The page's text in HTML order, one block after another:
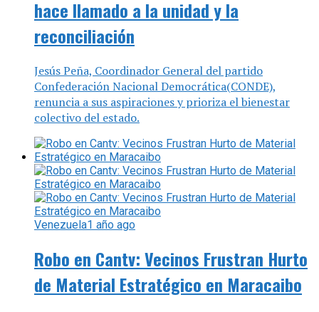
hace llamado a la unidad y la
reconciliación
Jesús Peña, Coordinador General del partido
Confederación Nacional Democrática(CONDE),
renuncia a sus aspiraciones y prioriza el bienestar
colectivo del estado.
Venezuela1 año ago
Robo en Cantv: Vecinos Frustran Hurto
de Material Estratégico en Maracaibo